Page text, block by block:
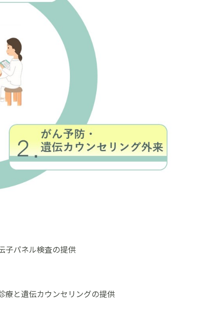
子パネル検査の提供
療と遺伝カウンセリングの提供